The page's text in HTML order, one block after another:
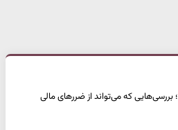
بررسی‌هایی که می‌تواند از ضررهای مالی